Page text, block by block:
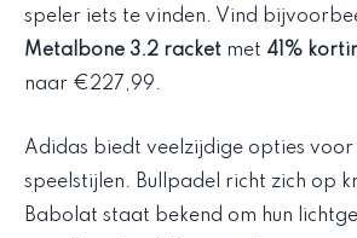
speler iets te vinden. Vind
Metalbone 3.2 racket met 41%
naar €227,99.
Adidas biedt veelzijdige opties voor
speelstijlen. Bullpadel richt zich op
Babolat staat bekend om hun